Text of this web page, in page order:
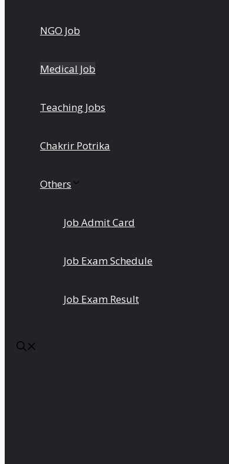
NGO Job
Medical Job
Teaching Jobs
Chakrir Potrika
Others
Job Admit Card
Job Exam Schedule
Job Exam Result